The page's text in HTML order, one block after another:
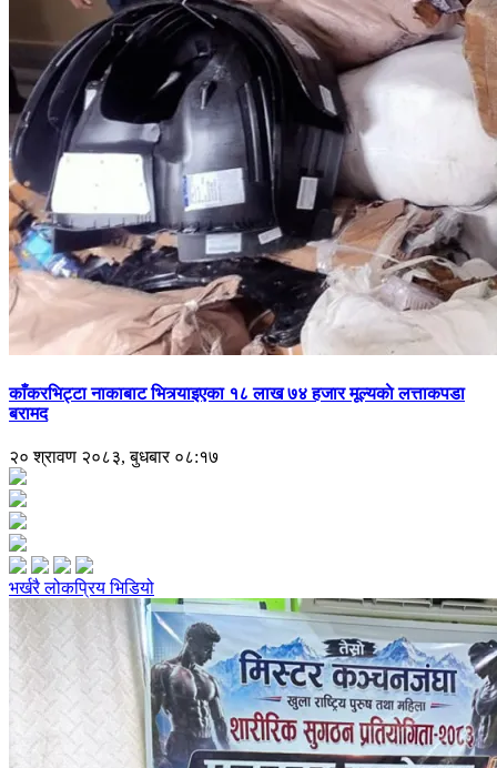
काँकरभिट्टा नाकाबाट भित्र्याइएका १८ लाख ७४ हजार मूल्यकाे लत्ताकपडा
बरामद
२० श्रावण २०८३, बुधबार ०८:१७
भर्खरैलोकप्रियभिडियो